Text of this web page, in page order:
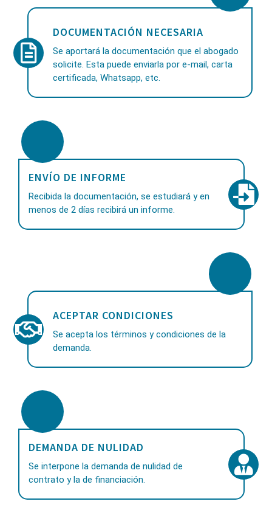
DOCUMENTACIÓN NECESARIA
Se aportará la documentación que el abogado
solicite. Esta puede enviarla por e-mail, carta
certificada, Whatsapp, etc.
ENVÍO DE INFORME
Recibida la documentación, se estudiará y en
menos de 2 días recibirá un informe.
ACEPTAR CONDICIONES
Se acepta los términos y condiciones de la
demanda.
DEMANDA DE NULIDAD
Se interpone la demanda de nulidad de
contrato y la de financiación.